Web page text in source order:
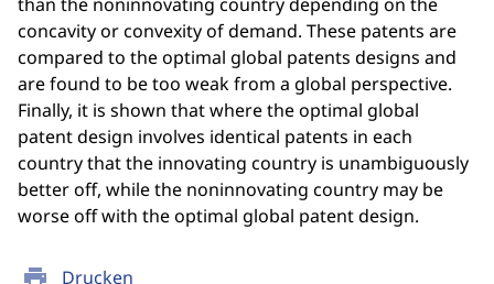
print Drucken
concavity or convexity of demand. These patents are
compared to the optimal global patents designs and
are found to be too weak from a global perspective.
Finally, it is shown that where the optimal global
patent design involves identical patents in each
country that the innovating country is unambiguously
better off, while the noninnovating country may be
worse off with the optimal global patent design.